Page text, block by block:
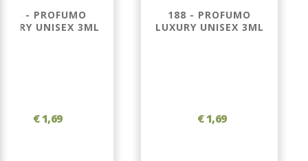
183 - PROFUMO
UNISEX 3ML
€ 1,69
188 - PROFUMO
LUXURY UNISEX 3ML
€ 1,69